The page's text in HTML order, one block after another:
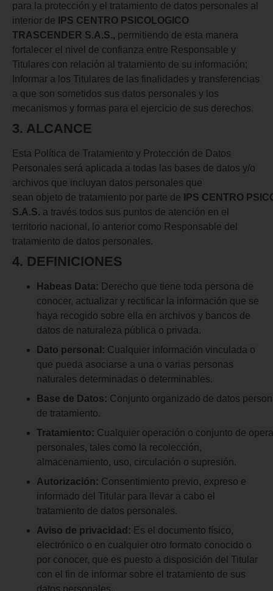
para la protección y el tratamiento de datos personales al
interior de
IPS CENTRO PSICOLOGICO
TRASCENDER S.A.S., permitiendo de esta manera
fortalecer el nivel de confianza entre Responsable y
Titulares con relación al tratamiento de su información;
Informar a los Titulares de las finalidades y transferencias
a que son sometidos sus datos personales y los
mecanismos y formas para el ejercicio de sus derechos.
3. ALCANCE
Esta Política de Tratamiento y Protección de Datos
Personales será aplicada a todas las bases de datos y/o
archivos que incluyan datos personales que
sean objeto de tratamiento por parte de
IPS CENTRO
S.A.S. a través todos sus puntos de atención en el
territorio nacional, lo anterior como Responsable del
tratamiento de datos personales.
4. DEFINICIONES
Habeas Data: Derecho que tiene toda persona de
conocer, actualizar y rectificar la información que se
haya recogido sobre ella en archivos y bancos de
datos de naturaleza pública o privada.
Dato personal: Cualquier información vinculada o
que pueda asociarse a una o varias personas
naturales determinadas o determinables.
Base de Datos: Conjunto organizado de datos
de tratamiento.
Tratamiento: Cualquier operación o conjunto de
personales, tales como la recolección,
almacenamiento, uso, circulación o supresión.
Autorización: Consentimiento previo, expreso e
informado del Titular para llevar a cabo el
tratamiento de datos personales.
Aviso de privacidad: Es el documento físico,
electrónico o en cualquier otro formato conocido o
por conocer, que es puesto a disposición del Titular
con el fin de informar sobre el tratamiento de sus